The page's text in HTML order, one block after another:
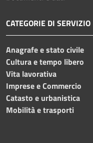
CATEGORIE DI SERVIZIO
Anagrafe e stato civile
Cultura e tempo libero
Vita lavorativa
Imprese e Commercio
Catasto e urbanistica
Mobilità e trasporti